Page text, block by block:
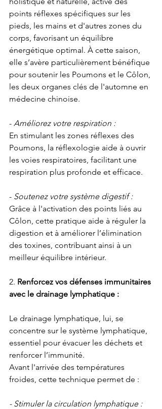
points réflexes spécifiques sur les
pieds, les mains et d'autres zones du
corps, favorisant un équilibre
énergétique optimal. À cette saison,
elle s’avère particulièrement bénéfique
pour soutenir les Poumons et le Côlon,
les deux organes clés de l'automne en
médecine chinoise.
- Améliorez votre respiration :
En stimulant les zones réflexes des
Poumons, la réflexologie aide à ouvrir
les voies respiratoires, facilitant une
respiration plus profonde et efficace.
- Soutenez votre système digestif :
Grâce à l'activation des points liés au
Côlon, cette pratique aide à réguler la
digestion et à améliorer l’élimination
des toxines, contribuant ainsi à un
meilleur équilibre intérieur.
2. Renforcez vos défenses immunitaires
avec le drainage lymphatique :
Le drainage lymphatique, lui, se
concentre sur le système lymphatique,
essentiel pour évacuer les déchets et
renforcer l’immunité.
Avant l'arrivée des températures
froides, cette technique permet de :
- Stimuler la circulation lymphatique :